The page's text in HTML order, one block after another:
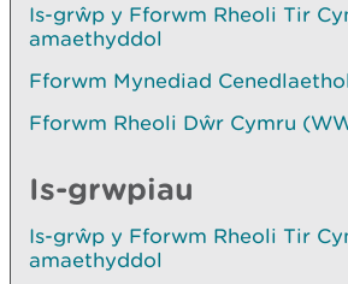
Is-grŵp y Fforwm Rheoli Tir
amaethyddol
Fforwm Mynediad
Fforwm Rheoli Dŵr Cymru
Is-grwpiau
Is-grŵp y Fforwm Rheoli Tir
amaethyddol